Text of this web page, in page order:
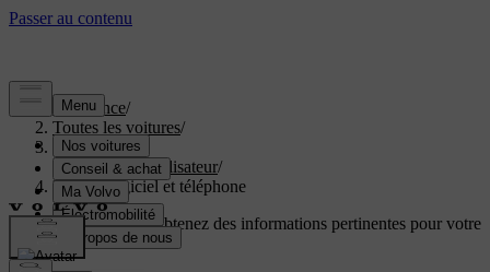
Assistance/
Toutes les voitures/
EX60 2027/
Manuel de l'utilisateur/
Écrans, logiciel et téléphone
Soutien personnaliséObtenez des informations pertinentes pour votre
voiture.